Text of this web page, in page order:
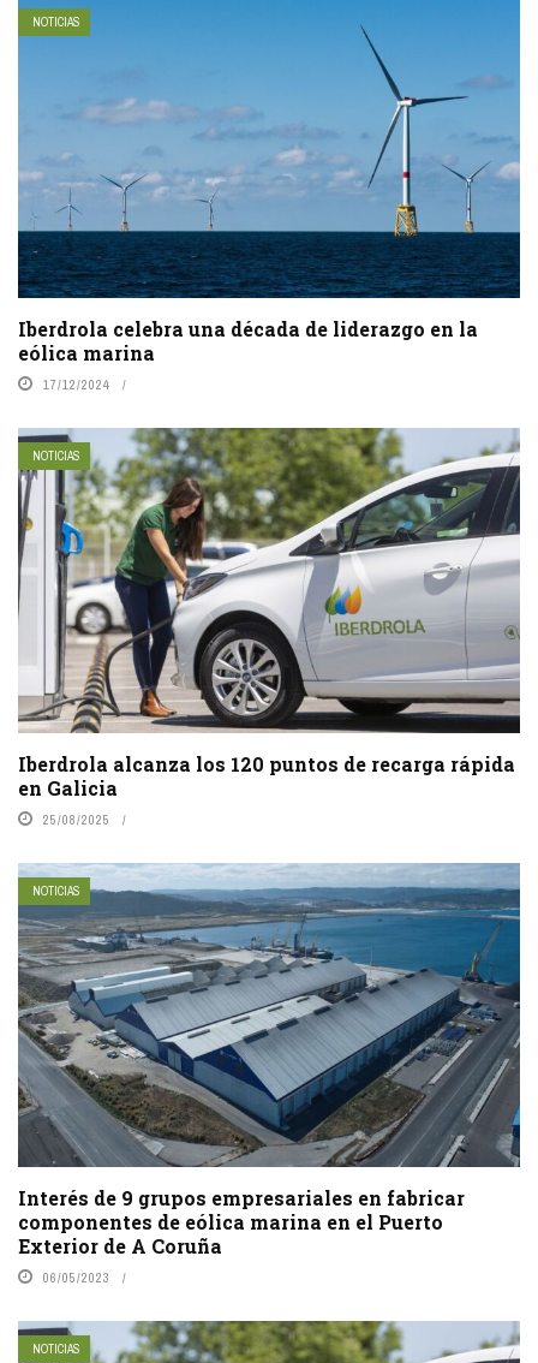
NOTICIAS
Iberdrola celebra una década de liderazgo en la
eólica marina
17/12/2024
NOTICIAS
Iberdrola alcanza los 120 puntos de recarga rápida
en Galicia
25/08/2025
NOTICIAS
Interés de 9 grupos empresariales en fabricar
componentes de eólica marina en el Puerto
Exterior de A Coruña
06/05/2023
NOTICIAS